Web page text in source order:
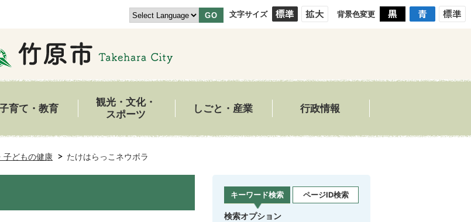
GO 文字サイズ 背景色変更
育て・教育
観光・文化・
スポーツ
しごと・産業 行政情報
子どもの健康 たけはらっこネウボラ
キーワード検索 ページID検索
検索オプション